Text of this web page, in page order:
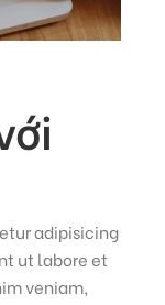
adipisicing
ut labore et
veniam,